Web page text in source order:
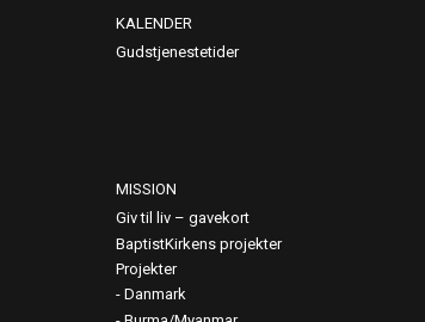
KALENDER
Gudstjenestetider
MISSION
Giv til liv – gavekort
BaptistKirkens projekter
Projekter
Danmark